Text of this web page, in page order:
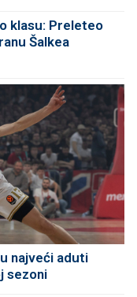
klasu: Preleteo
Šalkea
najveći aduti
sezoni